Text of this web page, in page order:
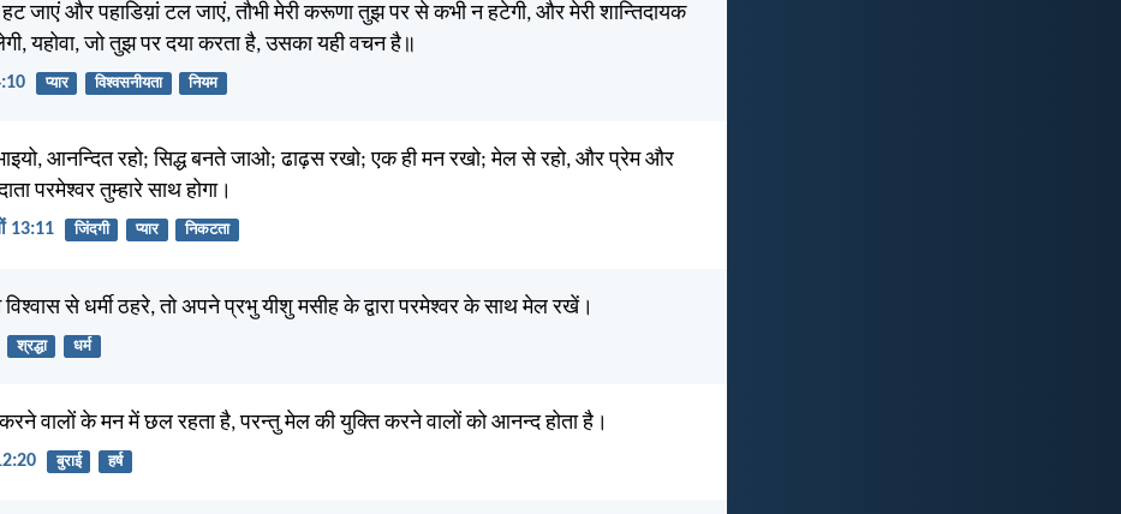
हट जाएं और पहाडिय़ां टल जाएं, तौभी मेरी करूणा तुझ पर से कभी न हटेगी, और मेरी शान्तिदायक
यहोवा, जो तुझ पर दया करता है, उसका यही वचन है॥
प्यार विश्वसनीयता नियम
आनन्दित रहो; सिद्ध बनते जाओ; ढाढ़स रखो; एक ही मन रखो; मेल से रहो, और प्रेम और
परमेश्वर तुम्हारे साथ होगा।
13:11 जिंदगी प्यार निकटता
से धर्मी ठहरे, तो अपने प्रभु यीशु मसीह के द्वारा परमेश्वर के साथ मेल रखें।
श्रद्धा धर्म
करने वालों के मन में छल रहता है, परन्तु मेल की युक्ति करने वालों को आनन्द होता है।
बुराई हर्ष